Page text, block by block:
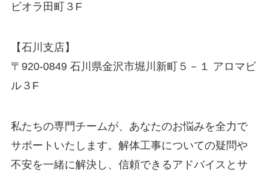
ビオラ田町３F
【石川支店】
〒920-0849 石川県金沢市堀川新町５－１ アロマビ
ル３F
私たちの専門チームが、あなたのお悩みを全力で
サポートいたします。解体工事についての疑問や
不安を一緒に解決し、信頼できるアドバイスとサ